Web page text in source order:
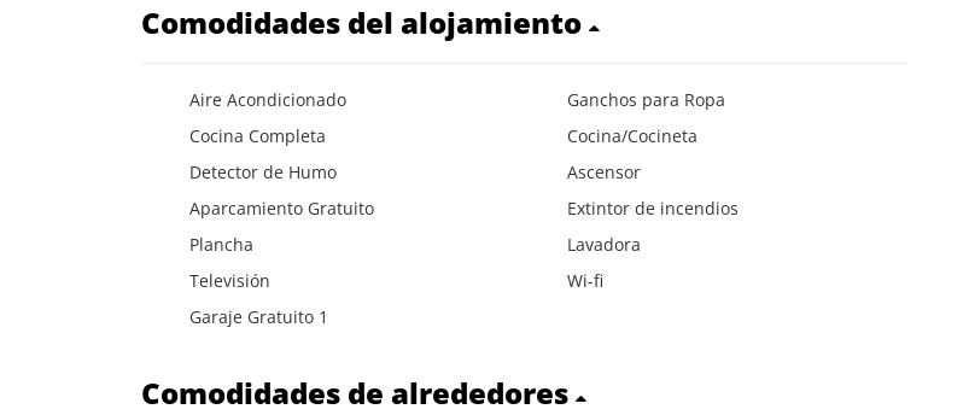
Comodidades del alojamiento
Aire Acondicionado
Ganchos para Ropa
Cocina Completa
Cocina/Cocineta
Detector de Humo
Ascensor
Aparcamiento Gratuito
Extintor de incendios
Plancha
Lavadora
Televisión
Wi-fi
Garaje Gratuito 1
Comodidades de alrededores